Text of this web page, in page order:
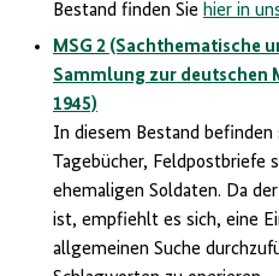
Bestand finden Sie hier in
MSG 2 (Sachthematische
Sammlung zur deutschen
1945)
In diesem Bestand
Tagebücher, Feldpostbriefe
ehemaligen Soldaten. Da
ist, empfiehlt es sich, eine
allgemeinen Suche